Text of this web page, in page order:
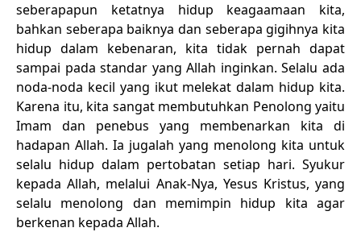
seberapapun ketatnya hidup keagaamaan kita,
bahkan seberapa baiknya dan seberapa gigihnya kita
hidup dalam kebenaran, kita tidak pernah dapat
sampai pada standar yang Allah inginkan. Selalu ada
noda-noda kecil yang ikut melekat dalam hidup kita.
Karena itu, kita sangat membutuhkan Penolong yaitu
Imam dan penebus yang membenarkan kita di
hadapan Allah. Ia jugalah yang menolong kita untuk
selalu hidup dalam pertobatan setiap hari. Syukur
kepada Allah, melalui Anak-Nya, Yesus Kristus, yang
selalu menolong dan memimpin hidup kita agar
berkenan kepada Allah.